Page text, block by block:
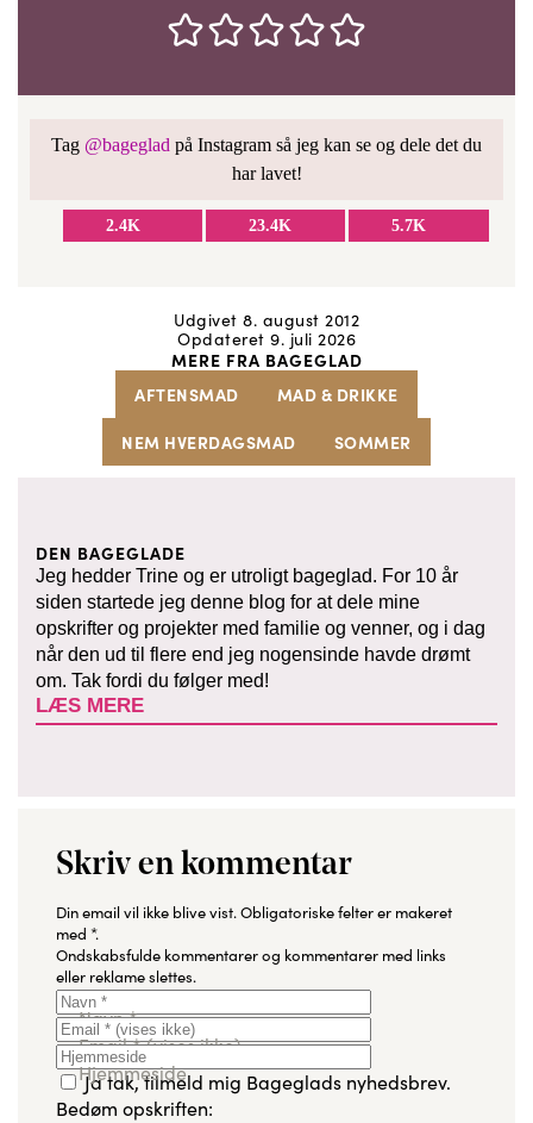
Tag @bageglad på Instagram så jeg kan se og dele det du
har lavet!
2.4K 23.4K 5.7K
Udgivet 8. august 2012
Opdateret 9. juli 2026
MERE FRA BAGEGLAD
AFTENSMAD
MAD & DRIKKE
NEM HVERDAGSMAD
SOMMER
DEN BAGEGLADE
Jeg hedder Trine og er utroligt bageglad. For 10 år
siden startede jeg denne blog for at dele mine
opskrifter og projekter med familie og venner, og i dag
når den ud til flere end jeg nogensinde havde drømt
om. Tak fordi du følger med!
LÆS MERE
Skriv en kommentar
Din email vil ikke blive vist.Obligatoriske felter er makeret
med *.
Ondskabsfulde kommentarer og kommentarer med links
eller reklame slettes.
Navn*
Email*(vises ikke)
Hjemmeside
Ja tak, tilmeld mig Bageglads nyhedsbrev.
Bedøm opskriften: